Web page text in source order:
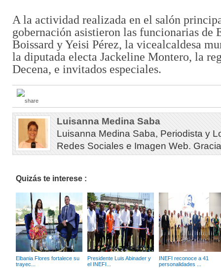
A la actividad realizada en el salón
gobernación asistieron las funcionarias de
Boissard y Yeisi Pérez, la vicealcaldesa
la diputada electa Jackeline Montero, la
Decena, e invitados especiales.
Luisanna Medina Saba
Luisanna Medina Saba, Periodista y
Redes Sociales e Imagen Web.
Quizás te interese :
Elbania Flores fortalece su
trayec...
Presidente Luis Abinader y
el INEFI...
INEFI reconoce a 41
personalidades ...